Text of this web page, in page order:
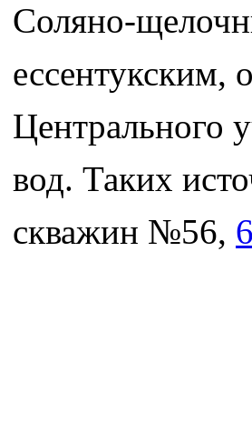
Соляно-
ессентукским,
Центрального
вод. Таких
скважин №56,